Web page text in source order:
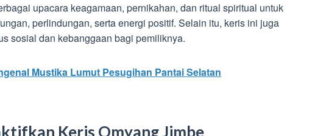
upacara keagamaan, pernikahan, dan ritual spiritual untuk
perlindungan, serta energi positif. Selain itu, keris ini juga
sosial dan kebanggaan bagi pemiliknya.
Mustika Lumut Pesugihan Pantai Selatan
Keris Omyang Jimbe